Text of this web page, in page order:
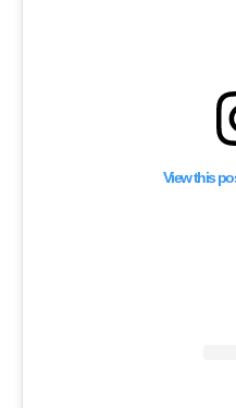
لبنان
View this